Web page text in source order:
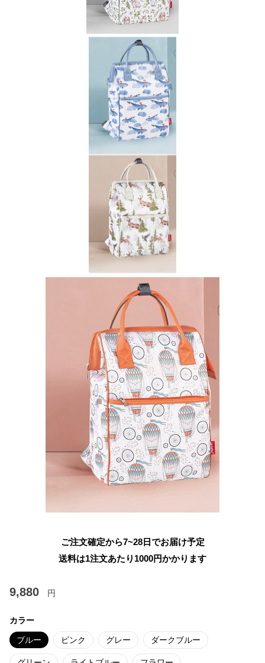
ご注文確定から7~28日でお届け予定
送料は1注文あたり 1000円かかります
9,880 円
カラー
ブルー ピンク グレー ダークブルー